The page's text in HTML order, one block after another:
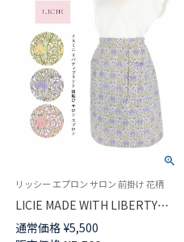
リッシー エプロン サロン 前掛け 花柄
LICIE MADE WITH LIBERTY
FABRIC リバティプリント イス
ミニ 綿100％ 前掛け サロン エ
通常価格 ¥5,500